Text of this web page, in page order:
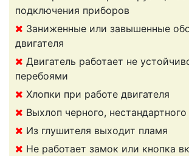
подключения приборов
Заниженные или завышенные
двигателя
Двигатель работает не
перебоями
Хлопки при работе двигателя
Выхлоп черного, нестандартного
Из глушителя выходит пламя
Не работает замок или кнопка